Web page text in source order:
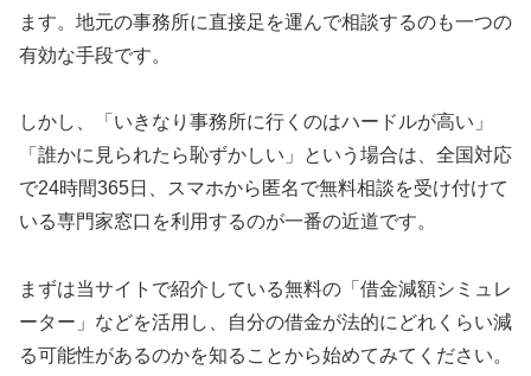
ます。地元の事務所に直接足を運んで相談するのも一つの
有効な手段です。
しかし、「いきなり事務所に行くのはハードルが高い」
「誰かに見られたら恥ずかしい」という場合は、全国対応
で24時間365日、スマホから匿名で無料相談を受け付けて
いる専門家窓口を利用するのが一番の近道です。
まずは当サイトで紹介している無料の「借金減額シミュレ
ーター」などを活用し、自分の借金が法的にどれくらい減
る可能性があるのかを知ることから始めてみてください。